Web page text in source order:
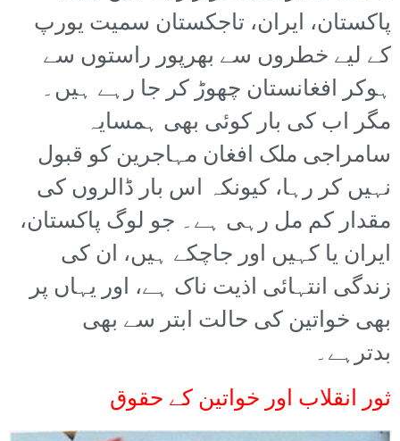
پاکستان، ایران، تاجکستان سمیت یورپ
کے لیے خطروں سے بھرپور راستوں سے
ہوکر افغانستان چھوڑ کر جا رہے ہیں۔
مگر اب کی بار کوئی بھی ہمسایہ
سامراجی ملک افغان مہاجرین کو قبول
نہیں کر رہا، کیونکہ اس بار ڈالروں کی
مقدار کم مل رہی ہے۔ جو لوگ پاکستان،
ایران یا کہیں اور جاچکے ہیں، ان کی
زندگی انتہائی اذیت ناک ہے، اور یہاں پر
بھی خواتین کی حالت ابتر سے بھی
بدترہے۔
ثور انقلاب اور خواتین کے حقوق